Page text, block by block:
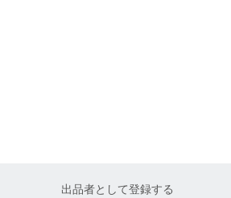
出品者として登録する